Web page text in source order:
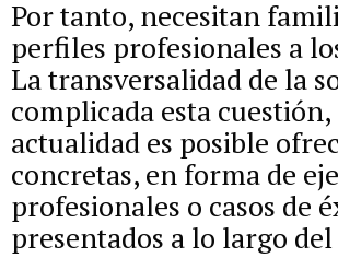
Por tanto, necesitan
perfiles profesionales a
La transversalidad de la
complicada esta
actualidad es posible
concretas, en forma de
profesionales o casos de
presentados a lo largo